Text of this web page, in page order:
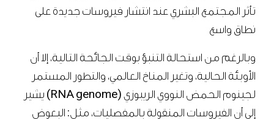
تأثر المجتمع البشري عند انتشار فيروسات جديدة على
نطاق واسع
وبالرغم من استحالة التنبؤ بوقت الجائحة التالية، إلا أن
الأوبئة الحالية، وتغير المناخ العالمي، والتطور المستمر
لجينوم الحمض النووي الريبوزي (RNA genome) يشير
إلى أن الفيروسات المنقولة بالمفصليات، مثل: البعوض